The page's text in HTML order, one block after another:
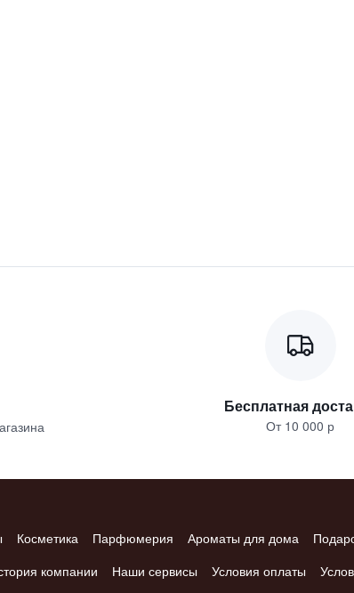
Бесплатная
От 10 000 р
Косметика Парфюмерия Ароматы для дома
компании
Наши сервисы Условия оплаты